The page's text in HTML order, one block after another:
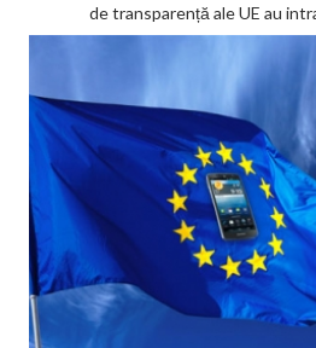
de transparență ale UE au